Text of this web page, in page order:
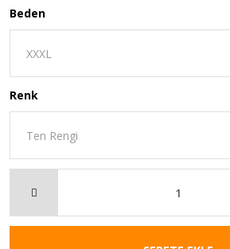
Beden
Renk